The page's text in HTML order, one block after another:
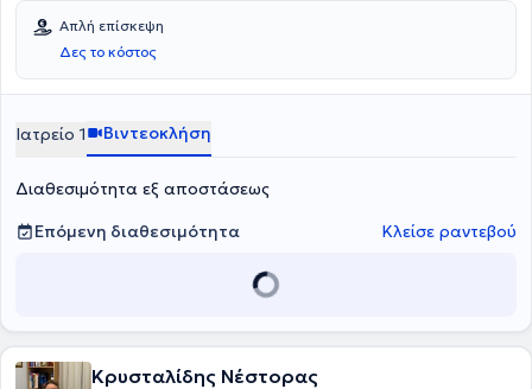
Euromedica Γενική Κλινική Θεσσαλονίκης. Είναι πτυχιούχος της
Ιατρικής Σχολής του Δημοκρίτειου Πανεπιστημίου Θράκης και
ειδικεύτηκε στην Ωτορινολαρυγγολογία στο Πανεπιστημιακό
Νοσοκομείο Λάρισας. Παράλληλα, έχει εκπαιδευθεί στη
διετέλεσε Επικουρική Ιατρός στο Πανεπιστημιακό Νοσοκομείο
Λάρισας. Στο ιδιωτικό της ιατρείο προσφέρει πλήθος υπηρεσιών,
Απλή επίσκεψη
Δες το κόστος
Ιατρείο 1 Βιντεοκλήση
Διαθεσιμότητα εξ αποστάσεως
Επόμενη διαθεσιμότητα
Κλείσε ραντεβού
Κρυσταλίδης Νέστορας